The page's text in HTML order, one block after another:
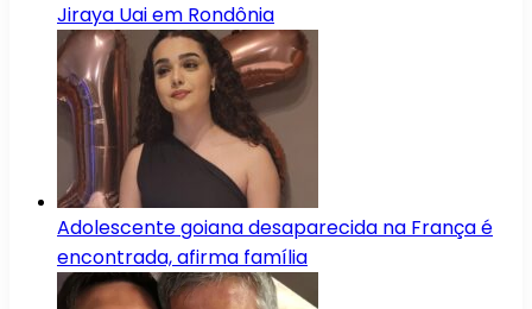
Jiraya Uai em Rondônia
Adolescente goiana desaparecida na França é
encontrada, afirma família